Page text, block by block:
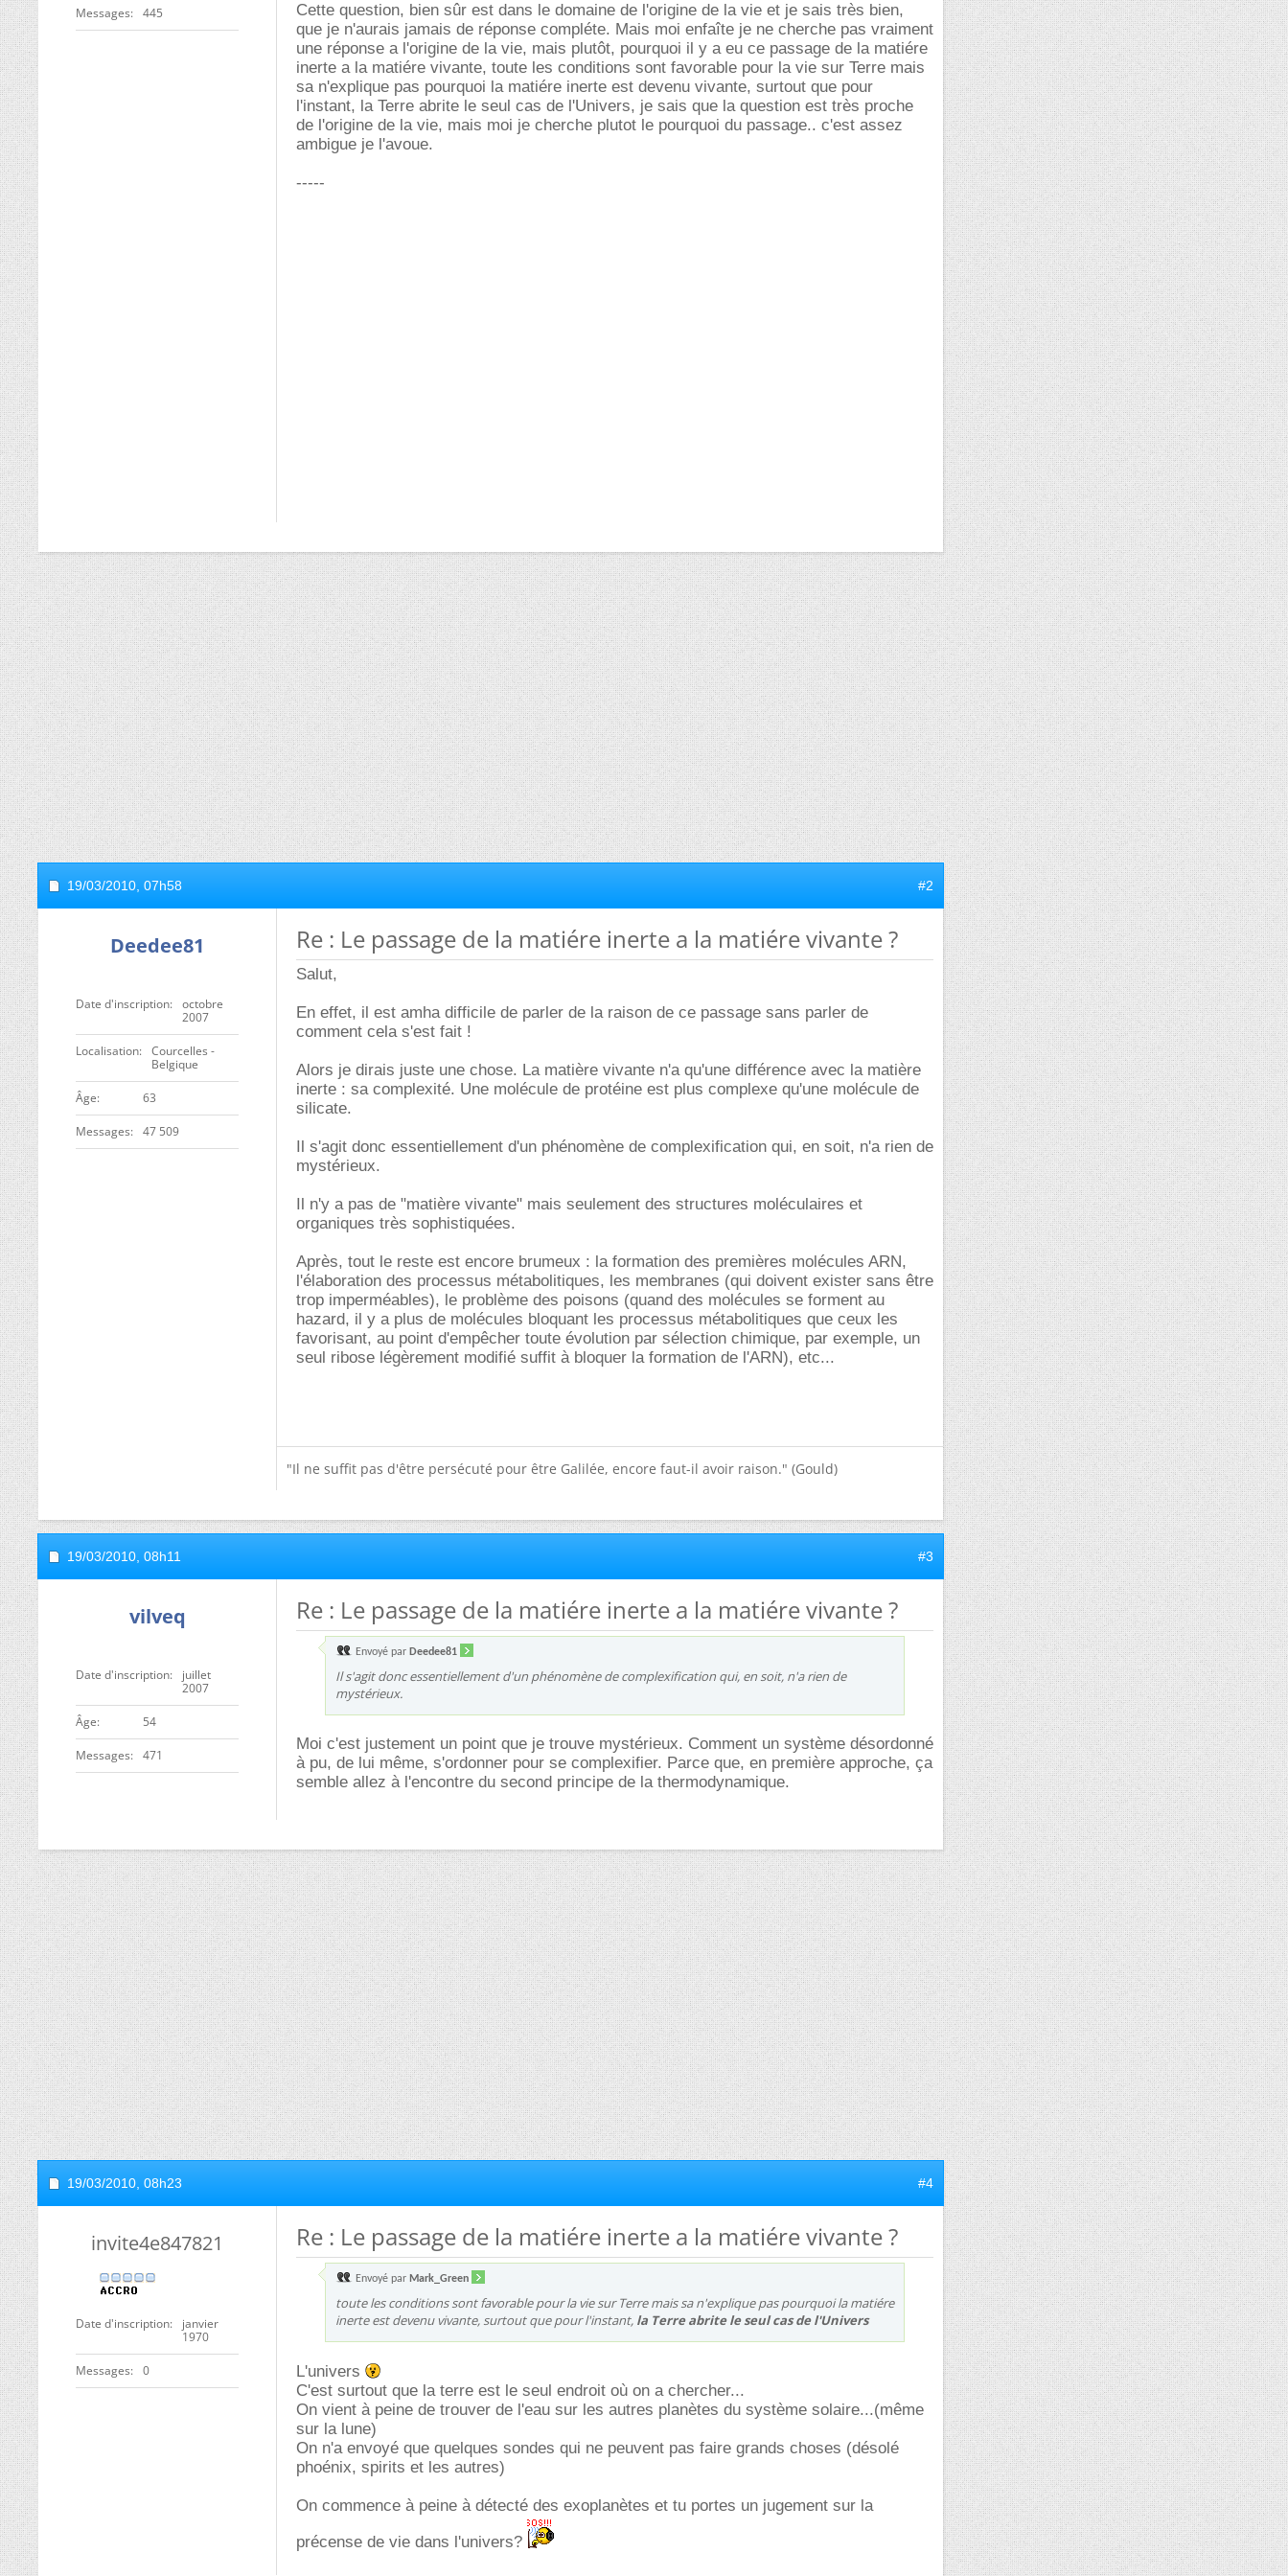
Messages 445
Cette question, bien sûr est dans le domaine de l'origine de la vie et je sais très bien,
que je n'aurais jamais de réponse compléte. Mais moi enfaîte je ne cherche pas vraiment
une réponse a l'origine de la vie, mais plutôt, pourquoi il y a eu ce passage de la matiére
inerte a la matiére vivante, toute les conditions sont favorable pour la vie sur Terre mais
sa n'explique pas pourquoi la matiére inerte est devenu vivante, surtout que pour
l'instant, la Terre abrite le seul cas de l'Univers, je sais que la question est très proche
de l'origine de la vie, mais moi je cherche plutot le pourquoi du passage.. c'est assez
ambigue je l'avoue.
-----
19/03/2010, 07h58 #2
Deedee81
Date d'inscription
octobre
2007
Localisation
Courcelles -
Belgique
ge 63
Messages 47 509
Re : Le passage de la matiére inerte a la matiére vivante ?
Salut,
En effet, il est amha difficile de parler de la raison de ce passage sans parler de
comment cela s'est fait !
Alors je dirais juste une chose. La matière vivante n'a qu'une différence avec la matière
inerte : sa complexité. Une molécule de protéine est plus complexe qu'une molécule de
silicate.
Il s'agit donc essentiellement d'un phénomène de complexification qui, en soit, n'a rien de
mystérieux.
Il n'y a pas de "matière vivante" mais seulement des structures moléculaires et
organiques très sophistiquées.
Après, tout le reste est encore brumeux : la formation des premières molécules ARN,
l'élaboration des processus métabolitiques, les membranes (qui doivent exister sans être
trop imperméables), le problème des poisons (quand des molécules se forment au
hazard, il y a plus de molécules bloquant les processus métabolitiques que ceux les
favorisant, au point d'empêcher toute évolution par sélection chimique, par exemple, un
seul ribose légèrement modifié suffit à bloquer la formation de l'ARN), etc...
"Il ne suffit pas d'être persécuté pour être Galilée, encore faut-il avoir raison." (Gould)
19/03/2010, 08h11 #3
vilveq
Date d'inscription
juillet
2007
ge 54
Messages 471
Re : Le passage de la matiére inerte a la matiére vivante ?
Envoyé par Deedee81
Il s'agit donc essentiellement d'un phénomène de complexification qui, en soit, n'a rien de
mystérieux.
Moi c'est justement un point que je trouve mystérieux. Comment un système désordonné
à pu, de lui même, s'ordonner pour se complexifier. Parce que, en première approche, ça
semble allez à l'encontre du second principe de la thermodynamique.
19/03/2010, 08h23 #4
invite4e847821
Date d'inscription
janvier
1970
Messages 0
Re : Le passage de la matiére inerte a la matiére vivante ?
Envoyé par Mark_Green
toute les conditions sont favorable pour la vie sur Terre mais sa n'explique pas pourquoi la matiére
inerte est devenu vivante, surtout que pour l'instant, la Terre abrite le seul cas de l'Univers
L'univers
C'est surtout que la terre est le seul endroit où on a chercher...
On vient à peine de trouver de l'eau sur les autres planètes du système solaire...(même
sur la lune)
On n'a envoyé que quelques sondes qui ne peuvent pas faire grands choses (désolé
phoénix, spirits et les autres)
On commence à peine à détecté des exoplanètes et tu portes un jugement sur la
précense de vie dans l'univers?